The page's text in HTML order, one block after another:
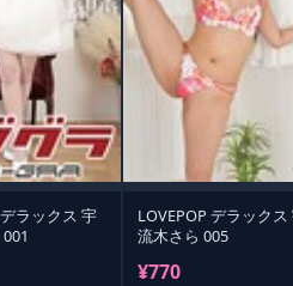
ラックス 宇
LOVEPOP デラックス
流木さら 005
¥770